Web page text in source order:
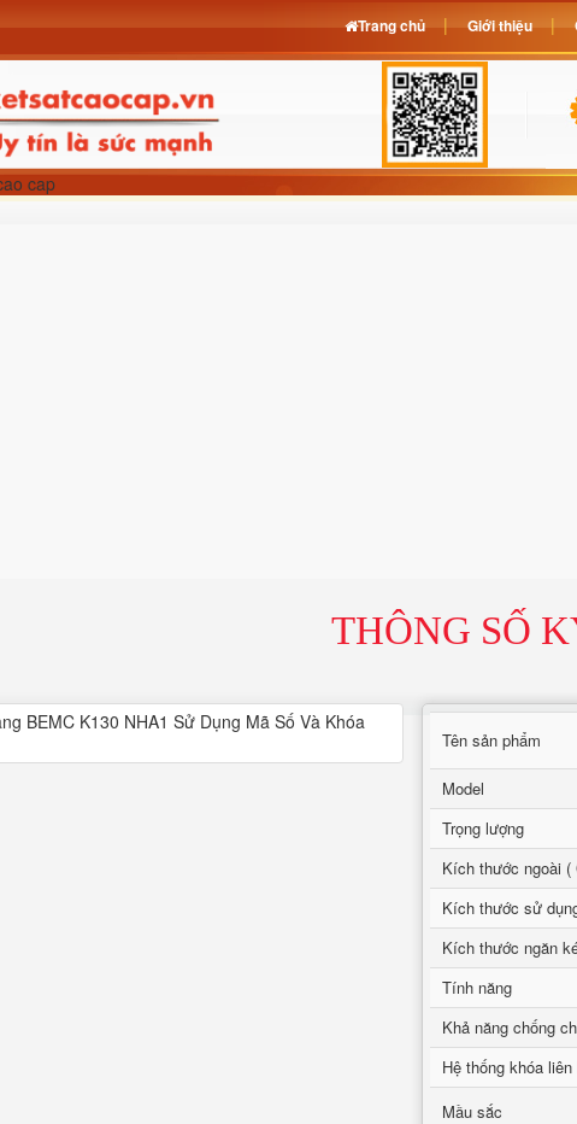
THÔNG SỐ
Tên sản phẩm
Model
Trọng lượng
Kích thước ngoài (
Kích thước sử
Kích thước ngăn
Tính năng
Khả năng chống
Hệ thống khóa
Mầu sắc
Trang chủ Giới thiệu